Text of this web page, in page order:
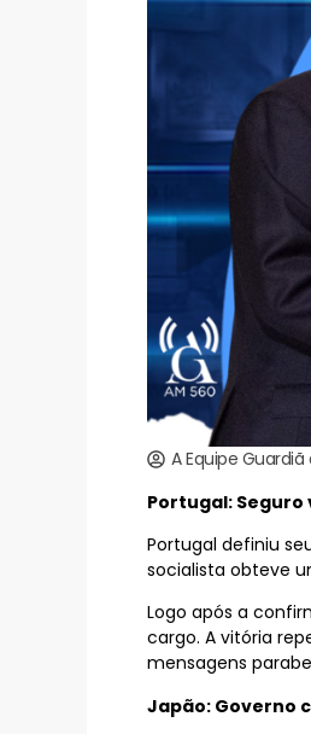
A Equipe
Portugal:
Portugal definiu
socialista obteve
Logo após a
cargo. A vitória
mensagens
Japão: Governo